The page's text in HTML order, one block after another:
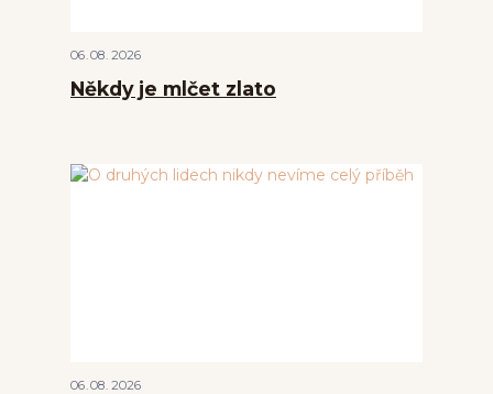
06 08 2026
Někdy je mlčet zlato
06 08 2026